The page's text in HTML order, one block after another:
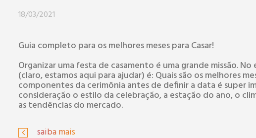
18/03/2021
Guia completo para os melhores meses para Casar!
Organizar uma festa de casamento é uma grande missão.
(claro, estamos aqui para ajudar) é: Quais são os melhores
componentes da cerimônia antes de definir a data é super
consideração o estilo da celebração, a estação do ano, o
as tendências do mercado.
saiba mais